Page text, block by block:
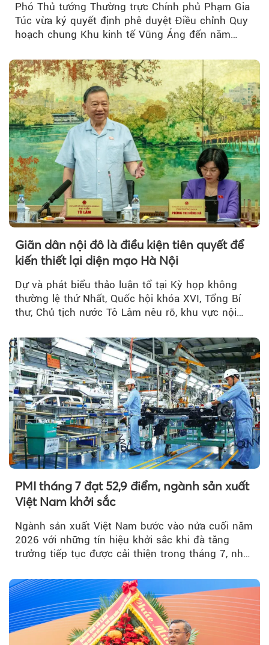
Phó Thủ tướng Thường trực Chính phủ Phạm Gia
Túc vừa ký quyết định phê duyệt Điều chỉnh Quy
hoạch chung Khu kinh tế Vũng Áng đến năm
Giãn dân nội đô là điều kiện tiên quyết để
kiến thiết lại diện mạo Hà Nội
Dự và phát biểu thảo luận tổ tại Kỳ họp không
thường lệ thứ Nhất, Quốc hội khóa XVI, Tổng Bí
thư, Chủ tịch nước Tô Lâm nêu rõ, khu vực nội
PMI tháng 7 đạt 52,9 điểm, ngành sản xuất
Việt Nam khởi sắc
Ngành sản xuất Việt Nam bước vào nửa cuối năm
2026 với những tín hiệu khởi sắc khi đà tăng
trưởng tiếp tục được cải thiện trong tháng 7, nhờ
nhiệt và niềm tin kinh doanh dần phục hồi.